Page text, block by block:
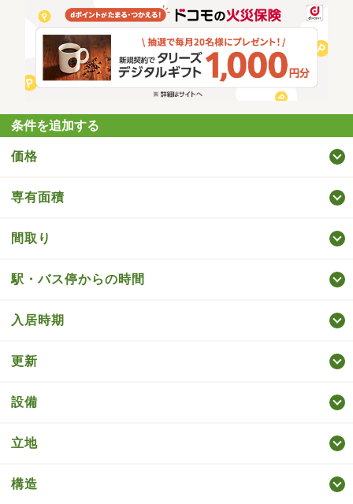
条件を追加する
価格
専有面積
間取り
駅・バス停からの時間
入居時期
更新
設備
立地
構造